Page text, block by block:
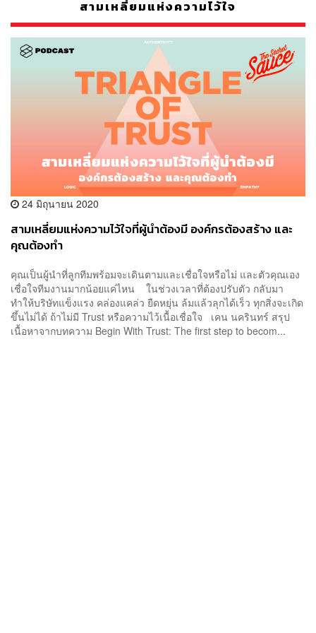
สามเหลี่ยมแห่งความไว้ใจ
24 มิถุนายน 2020
สามเหลี่ยมแห่งความไว้ใจที่ผู้นำต้องมี องค์กรต้องสร้าง และ
คุณต้องทำ
คุณเป็นผู้นำที่ลูกทีมพร้อมจะเดินตามและเชื่อใจหรือไม่ และตัวคุณเอง
เชื่อใจทีมงานมากน้อยแค่ไหน ในช่วงเวลาที่ต้องปรับตัว กลับมา
ทำให้บริษัทแข็งแรง คล่องแคล่ว ยืดหยุ่น ล้มแล้วลุกได้เร็ว ทุกสิ่งจะเกิด
ขึ้นไม่ได้ ถ้าไม่มี Trust หรือความไว้เนื้อเชื่อใจ เคน นครินทร์ สรุป
เนื้อหาจากบทความ Begin With Trust: The first step to becom...